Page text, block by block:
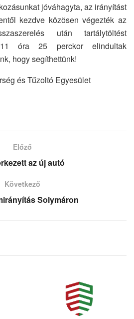
jóváhagyta, az irányítást
kezdve közösen végezték az
után tartálytöltést
óra 25 perckor elindultak
hogy segíthettünk!
és Tűzoltó Egyesület
Előző
az új autó
Következő
Solymáron